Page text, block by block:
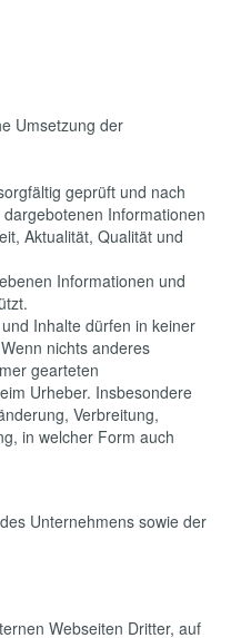
Umsetzung der
geprüft und nach
Informationen
Aktualität, Qualität und
Informationen und
Inhalte dürfen in keiner
nichts anderes
gearteten
Urheber. Insbesondere
Verbreitung,
in welcher Form auch
Unternehmens sowie der
Webseiten Dritter, auf